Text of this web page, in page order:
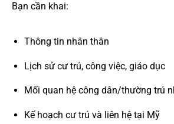
Bạn cần khai:
Thông tin nhân thân
Lịch sử cư trú, công việc, giáo dục
Mối quan hệ công dân/thường trú
Kế hoạch cư trú và liên hệ tại Mỹ